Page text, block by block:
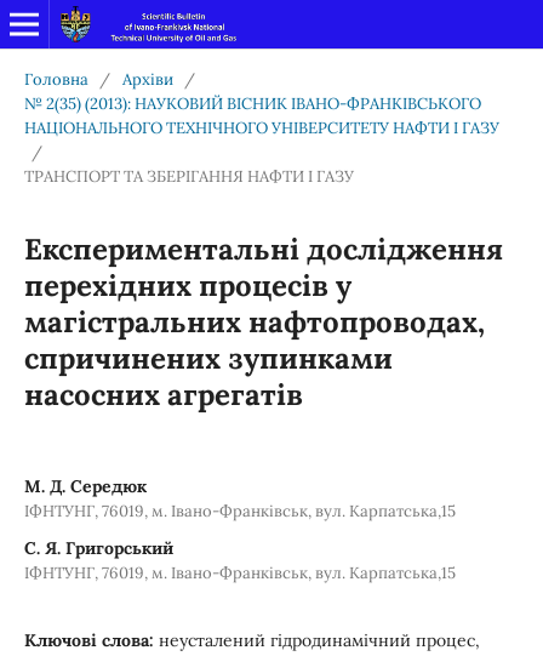
Головна / Архіви
/
№ 2(35) (2013): НАУКОВИЙ ВІСНИК ІВАНО-ФРАНКІВСЬКОГО
НАЦІОНАЛЬНОГО ТЕХНІЧНОГО УНІВЕРСИТЕТУ НАФТИ І ГАЗУ
/
ТРАНСПОРТ ТА ЗБЕРІГАННЯ НАФТИ І ГАЗУ
Експериментальні дослідження
перехідних процесів у
магістральних нафтопроводах,
спричинених зупинками
насосних агрегатів
М. Д. Середюк
ІФНТУНГ, 76019, м. Івано-Франківськ, вул. Карпатська,15
С. Я. Григорський
ІФНТУНГ, 76019, м. Івано-Франківськ, вул. Карпатська,15
Ключові слова: неусталений гідродинамічний процес,